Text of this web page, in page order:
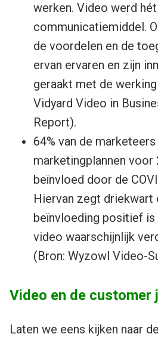
werken. Video werd
communicatiemiddel.
de voordelen en de
ervan ervaren en zijn
geraakt met de
Vidyard Video in
Report).
64% van de
marketingplannen voor
beïnvloed door de
Hiervan zegt driekwart
beïnvloeding positief is
video waarschijnlijk
(Bron: Wyzowl Video-
Video en de customer
Laten we eens kijken naar de